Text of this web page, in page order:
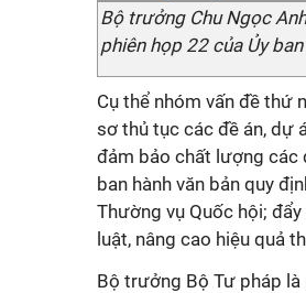
Bộ trưởng Chu Ngọc
phiên họp 22 của Ủy
Cụ thể nhóm vấn đề thứ
sơ thủ tục các đề án, dự
đảm bảo chất lượng các
ban hành văn bản quy
Thường vụ Quốc hội;
luật, nâng cao hiệu quả
Bộ trưởng Bộ Tư pháp